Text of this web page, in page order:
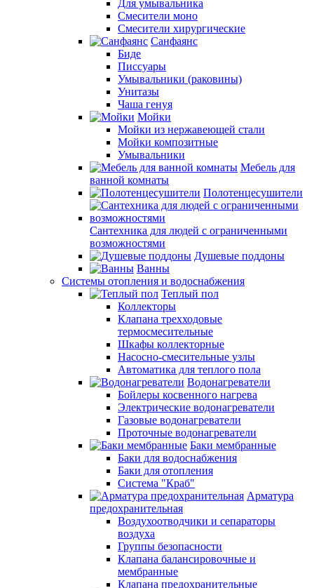
Для умывальника
Смесители моно
Смесители хирургические
Санфаянс
Биде
Писсуары
Умывальники (раковины)
Унитазы
Чаша генуя
Мойки
Мойки из нержавеющей стали
Мойки композитные
Умывальники
Мебель для
ванной комнаты
Полотенцесушители
Сантехника для людей с ограниченными
возможностями
Душевые поддоны
Ванны
Системы отопления и водоснабжения
Теплый пол
Коллекторы
Клапана трехходовые
термосмесительные
Шкафы коллекторные
Насосно-смесительные узлы
Автоматика для теплого пола
Водонагреватели
Бойлеры косвенного нагрева
Электрические водонагреватели
Газовые водонагреватели
Проточные водонагреватели
Баки мембранные
Баки для водоснабжения
Баки для отопления
Система "Краб"
Арматура
предохранительная
Воздухоотводчики и сепараторы
воздуха
Группы безопасности
Клапана балансировочные и
мембранные
Клапана предохранительные